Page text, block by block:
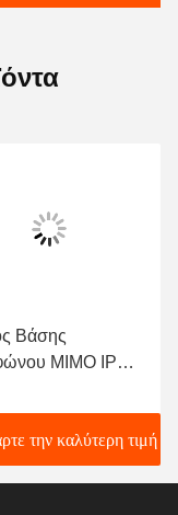
Βάσης
MIMO IP
1400-
Ρυθμό
82Mbps και
την καλύτερη τιμή